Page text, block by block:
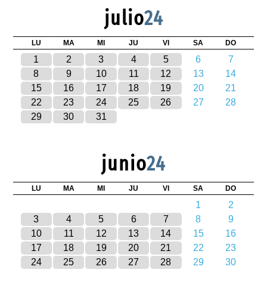
julio24
LU MA MI JU VI SA DO
1 2 3 4 5 6
7
8
9 10 11 12 13
14
15
16 17 18 19 20
21
22
23 24 25 26 27
28
29
30 31
junio24
LU MA MI JU VI SA DO
1
2
3
4 5 6 7 8
9
10
11 12 13 14 15
16
17
18 19 20 21 22
23
24
25 26 27 28 29 30